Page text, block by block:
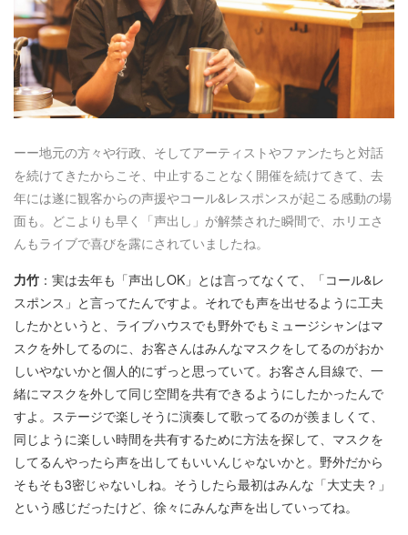
ーー地元の方々や行政、そしてアーティストやファンたちと対話
を続けてきたからこそ、中止することなく開催を続けてきて、去
年には遂に観客からの声援やコール&レスポンスが起こる感動の場
面も。どこよりも早く「声出し」が解禁された瞬間で、ホリエさ
んもライブで喜びを露にされていましたね。
力竹 ：実は去年も「声出しOK」とは言ってなくて、「コール&レ
スポンス」と言ってたんですよ。それでも声を出せるように工夫
したかというと、ライブハウスでも野外でもミュージシャンはマ
スクを外してるのに、お客さんはみんなマスクをしてるのがおか
しいやないかと個人的にずっと思っていて。お客さん目線で、一
緒にマスクを外して同じ空間を共有できるようにしたかったんで
すよ。ステージで楽しそうに演奏して歌ってるのが羨ましくて、
同じように楽しい時間を共有するために方法を探して、マスクを
してるんやったら声を出してもいいんじゃないかと。野外だから
そもそも3密じゃないしね。そうしたら最初はみんな「大丈夫？」
という感じだったけど、徐々にみんな声を出していってね。